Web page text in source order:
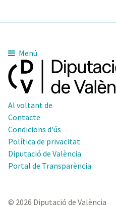
Menú
Al voltant de
Contacte
Condicions d'ús
Política de privacitat
Diputació de València
Portal de Transparència
© 2026 Diputació de València